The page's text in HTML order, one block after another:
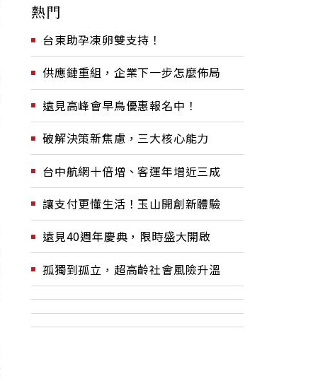
熱門
台東助孕凍卵雙支持！
供應鏈重組，企業下一步怎麼佈局
遠見高峰會早鳥優惠報名中！
破解決策新焦慮，三大核心能力
台中航網十倍增、客運年增近三成
讓支付更懂生活！玉山開創新體驗
遠見40週年慶典，限時盛大開啟
孤獨到孤立，超高齡社會風險升溫